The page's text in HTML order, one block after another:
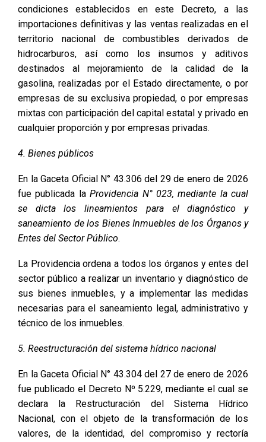
condiciones establecidos en este Decreto, a las
importaciones definitivas y las ventas realizadas en el
territorio nacional de combustibles derivados de
hidrocarburos, así como los insumos y aditivos
destinados al mejoramiento de la calidad de la
gasolina, realizadas por el Estado directamente, o por
empresas de su exclusiva propiedad, o por empresas
mixtas con participación del capital estatal y privado en
cualquier proporción y por empresas privadas.
4. Bienes públicos
En la Gaceta Oficial N° 43.306 del 29 de enero de 2026
fue publicada laProvidencia N° 023, mediante la cual
se dicta los lineamientos para el diagnóstico y
saneamiento de los Bienes Inmuebles de los Órganos y
Entes del Sector Público.
La Providencia ordena a todos los órganos y entes del
sector público a realizar un inventario y diagnóstico de
sus bienes inmuebles, y a implementar las medidas
necesarias para el saneamiento legal, administrativo y
técnico de los inmuebles.
5. Reestructuración del sistema hídrico nacional
En la Gaceta Oficial N° 43.304 del 27 de enero de 2026
fue publicado el Decreto Nº 5.229, mediante el cual se
declara la Restructuración del Sistema Hídrico
Nacional, con el objeto de la transformación de los
valores, de la identidad, del compromiso y rectoría